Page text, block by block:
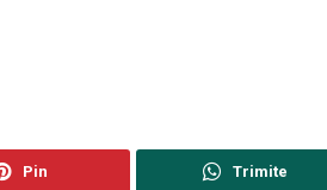
Pin Trimite